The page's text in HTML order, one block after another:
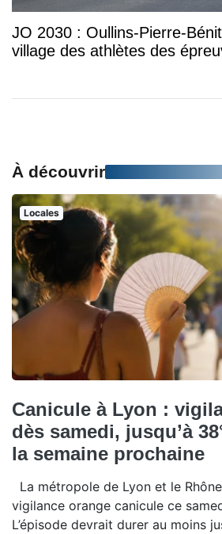
JO 2030 : Oullins-Pierre-
village des athlètes des
À découvrir
Locales
Canicule à Lyon :
dès samedi, jusqu’à
la semaine prochaine
La métropole de Lyon et le
vigilance orange canicule ce
L’épisode devrait durer au moins